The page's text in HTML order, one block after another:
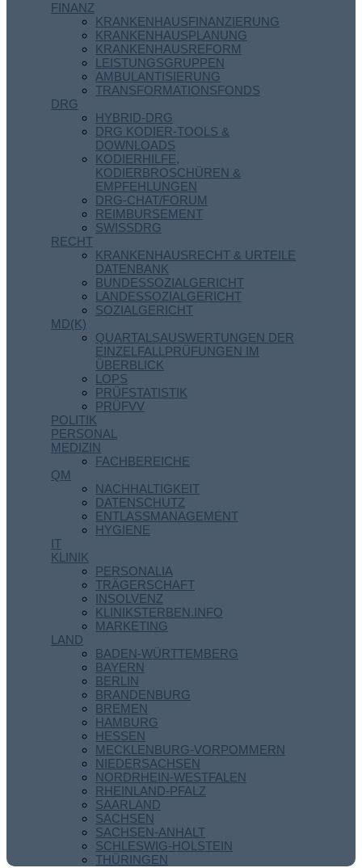
FINANZ
KRANKENHAUSFINANZIERUNG
KRANKENHAUSPLANUNG
KRANKENHAUSREFORM
LEISTUNGSGRUPPEN
AMBULANTISIERUNG
TRANSFORMATIONSFONDS
DRG
HYBRID-DRG
DRG KODIER-TOOLS &
DOWNLOADS
KODIERHILFE,
KODIERBROSCHÜREN &
EMPFEHLUNGEN
DRG-CHAT/FORUM
REIMBURSEMENT
SWISSDRG
RECHT
KRANKENHAUSRECHT & URTEILE
DATENBANK
BUNDESSOZIALGERICHT
LANDESSOZIALGERICHT
SOZIALGERICHT
MD(K)
QUARTALSAUSWERTUNGEN DER
EINZELFALLPRÜFUNGEN IM
ÜBERBLICK
LOPS
PRÜFSTATISTIK
PRÜFVV
POLITIK
PERSONAL
MEDIZIN
FACHBEREICHE
QM
NACHHALTIGKEIT
DATENSCHUTZ
ENTLASSMANAGEMENT
HYGIENE
IT
KLINIK
PERSONALIA
TRÄGERSCHAFT
INSOLVENZ
KLINIKSTERBEN.INFO
MARKETING
LAND
BADEN-WÜRTTEMBERG
BAYERN
BERLIN
BRANDENBURG
BREMEN
HAMBURG
HESSEN
MECKLENBURG-VORPOMMERN
NIEDERSACHSEN
NORDRHEIN-WESTFALEN
RHEINLAND-PFALZ
SAARLAND
SACHSEN
SACHSEN-ANHALT
SCHLESWIG-HOLSTEIN
THÜRINGEN